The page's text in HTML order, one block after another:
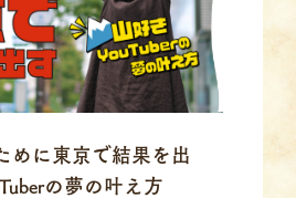
めに東京で結果を出
の夢の叶え方